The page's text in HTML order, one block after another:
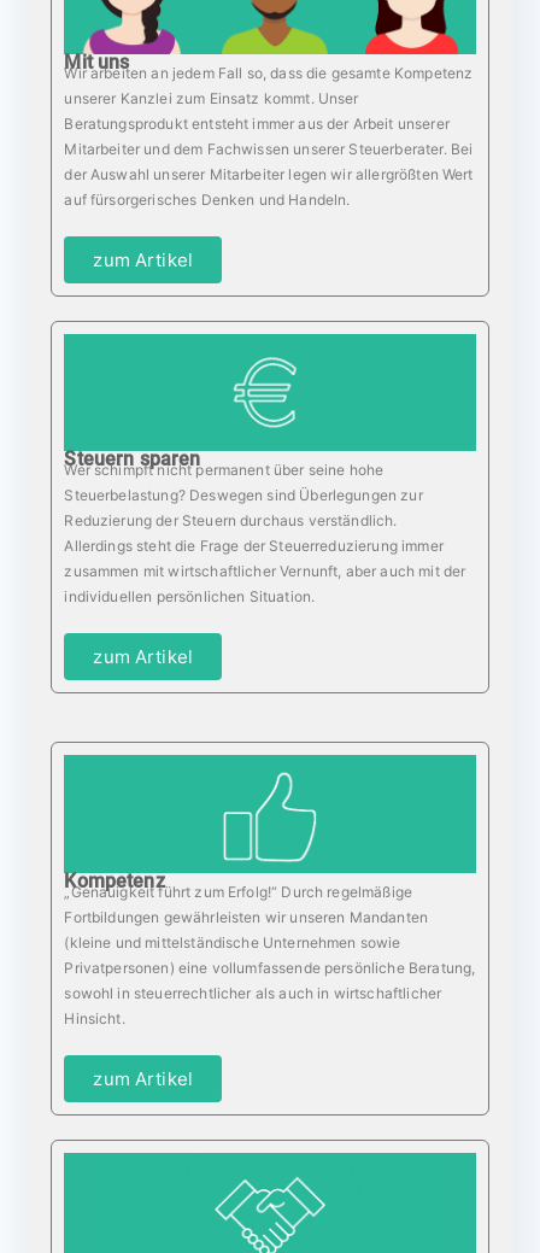
Mit uns
Wir arbeiten an jedem Fall so, dass die gesamte Kompetenz
unserer Kanzlei zum Einsatz kommt. Unser
Beratungsprodukt entsteht immer aus der Arbeit unserer
Mitarbeiter und dem Fachwissen unserer Steuerberater. Bei
der Auswahl unserer Mitarbeiter legen wir allergrößten Wert
auf fürsorgerisches Denken und Handeln.
zum Artikel
Steuern sparen
Wer schimpft nicht permanent über seine hohe
Steuerbelastung? Deswegen sind Überlegungen zur
Reduzierung der Steuern durchaus verständlich.
Allerdings steht die Frage der Steuerreduzierung immer
zusammen mit wirtschaftlicher Vernunft, aber auch mit der
individuellen persönlichen Situation.
zum Artikel
Kompetenz
„Genauigkeit führt zum Erfolg!“ Durch regelmäßige
Fortbildungen gewährleisten wir unseren Mandanten
(kleine und mittelständische Unternehmen sowie
Privatpersonen) eine vollumfassende persönliche Beratung,
sowohl in steuerrechtlicher als auch in wirtschaftlicher
Hinsicht.
zum Artikel